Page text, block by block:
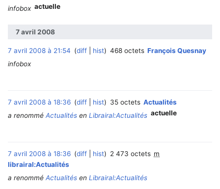
infobox actuelle
7 avril 2008
7 avril 2008 à 21:54 diff hist 468 octets François Quesnay
infobox
7 avril 2008 à 18:36 diff hist 35 octets Actualités
a renommé Actualités en Librairal:Actualités actuelle
7 avril 2008 à 18:36 diff hist 2 473 octets m
librairal:Actualités
a renommé Actualités en Librairal:Actualités